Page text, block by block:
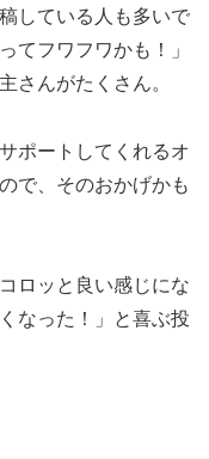
している人も多いで
てフワフワかも！」
さんがたくさん。
ポートしてくれるオ
で、そのおかげかも
ロッと良い感じにな
なった！」と喜ぶ投